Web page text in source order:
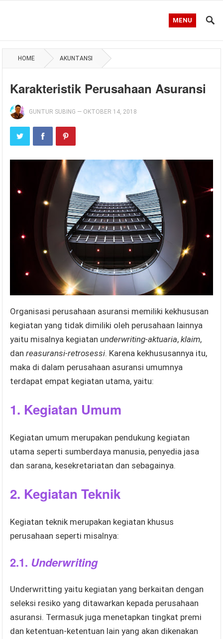
MENU
HOME AKUNTANSI
Karakteristik Perusahaan Asuransi
GUNTUR SUBING — OKTOBER 14, 2018
Organisasi perusahaan asuransi memiliki kekhususan
kegiatan yang tidak dimiliki oleh perusahaan lainnya
yaitu misalnya kegiatanunderwriting-aktuaria,klaim,
danreasuransi-retrosessi. Karena kekhususannya itu,
maka di dalam perusahaan asuransi umumnya
terdapat empat kegiatan utama, yaitu:
1. Kegiatan Umum
Kegiatan umum merupakan pendukung kegiatan
utama seperti sumberdaya manusia, penyedia jasa
dan sarana, kesekretariatan dan sebagainya.
2. Kegiatan Teknik
Kegiatan teknik merupakan kegiatan khusus
perusahaan seperti misalnya:
2.1. Underwriting
Underwritting yaitu kegiatan yang berkaitan dengan
seleksi resiko yang ditawarkan kepada perusahaan
asuransi. Termasuk juga menetapkan tingkat premi
dan ketentuan-ketentuan lain yang akan dikenakan